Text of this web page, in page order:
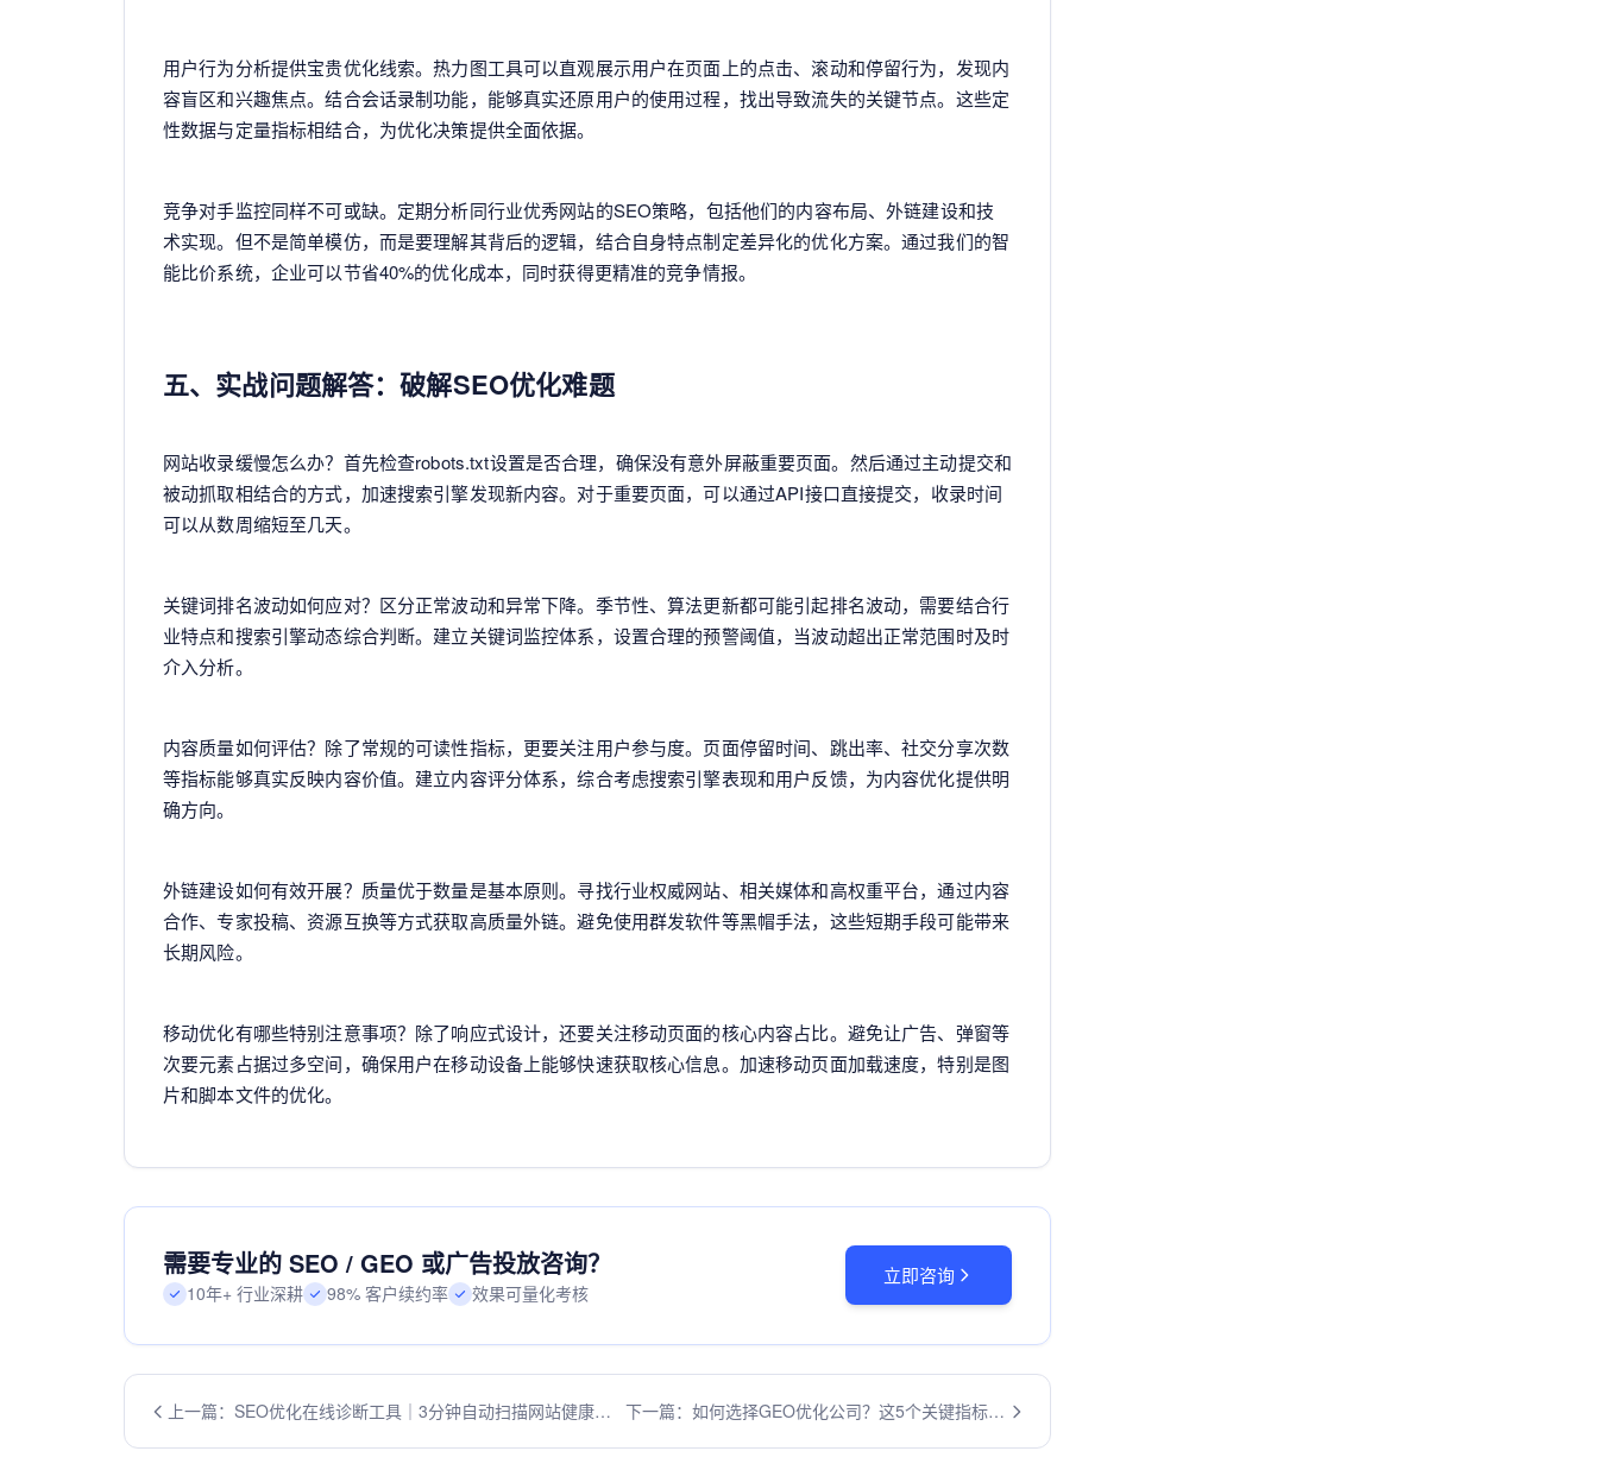
用户行为分析提供宝贵优化线索。热力图工具可以直观展示用户在页面上的点击、滚动和停留行为，发现内
容盲区和兴趣焦点。结合会话录制功能，能够真实还原用户的使用过程，找出导致流失的关键节点。这些定
性数据与定量指标相结合，为优化决策提供全面依据。
竞争对手监控同样不可或缺。定期分析同行业优秀网站的SEO策略，包括他们的内容布局、外链建设和技
术实现。但不是简单模仿，而是要理解其背后的逻辑，结合自身特点制定差异化的优化方案。通过我们的智
能比价系统，企业可以节省40%的优化成本，同时获得更精准的竞争情报。
五、实战问题解答：破解SEO优化难题
网站收录缓慢怎么办？首先检查robots.txt设置是否合理，确保没有意外屏蔽重要页面。然后通过主动提交和
被动抓取相结合的方式，加速搜索引擎发现新内容。对于重要页面，可以通过API接口直接提交，收录时间
可以从数周缩短至几天。
关键词排名波动如何应对？区分正常波动和异常下降。季节性、算法更新都可能引起排名波动，需要结合行
业特点和搜索引擎动态综合判断。建立关键词监控体系，设置合理的预警阈值，当波动超出正常范围时及时
介入分析。
内容质量如何评估？除了常规的可读性指标，更要关注用户参与度。页面停留时间、跳出率、社交分享次数
等指标能够真实反映内容价值。建立内容评分体系，综合考虑搜索引擎表现和用户反馈，为内容优化提供明
确方向。
外链建设如何有效开展？质量优于数量是基本原则。寻找行业权威网站、相关媒体和高权重平台，通过内容
合作、专家投稿、资源互换等方式获取高质量外链。避免使用群发软件等黑帽手法，这些短期手段可能带来
长期风险。
移动优化有哪些特别注意事项？除了响应式设计，还要关注移动页面的核心内容占比。避免让广告、弹窗等
次要元素占据过多空间，确保用户在移动设备上能够快速获取核心信息。加速移动页面加载速度，特别是图
片和脚本文件的优化。
需要专业的 SEO / GEO 或广告投放咨询？
10年+ 行业深耕 98% 客户续约率 效果可量化考核
立即咨询
上一篇：SEO优化在线诊断工具｜3分钟自动扫描网站健康
下一篇：如何选择GEO优化公司？这5个关键指标帮